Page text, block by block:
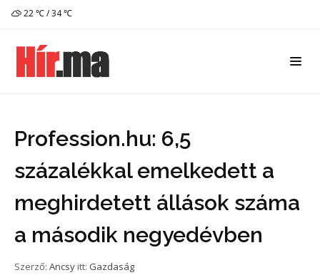
22 ℃ / 34 ℃
Profession.hu: 6,5
százalékkal emelkedett a
meghirdetett állások száma
a második negyedévben
Szerző: Ancsy itt: Gazdaság